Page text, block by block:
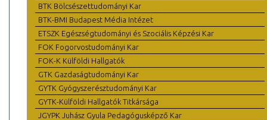
BTK Bölcsészettudományi Kar
BTK-BMI Budapest Média Intézet
ETSZK Egészségtudományi és Szociális Képzési Kar
FOK Fogorvostudományi Kar
FOK-K Külföldi Hallgatók
GTK Gazdaságtudományi Kar
GYTK Gyógyszerésztudományi Kar
GYTK-Külföldi Hallgatók Titkársága
JGYPK Juhász Gyula Pedagógusképző Kar